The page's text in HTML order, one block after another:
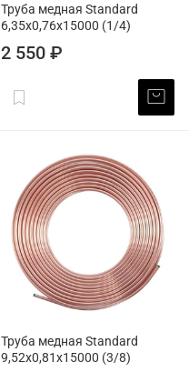
Труба медная Standard
6,35х0,76х15000 (1/4)
2 550 ₽
Труба медная Standard
9,52х0,81х15000 (3/8)